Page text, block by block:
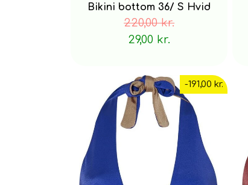
Bikini bottom 36/ S Hvid
220,00 kr.
29,00 kr.
-191,00 kr.